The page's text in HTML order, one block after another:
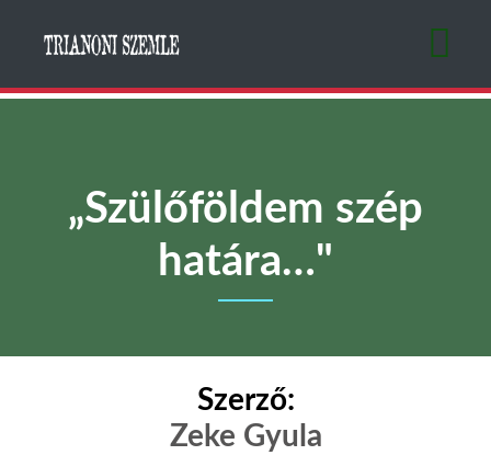
„Szülőföldem szép
határa…"
Szerző:
Zeke Gyula